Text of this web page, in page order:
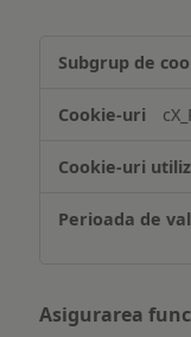
și/sau
informațiilor
pe
dispozitiv
Asigurarea